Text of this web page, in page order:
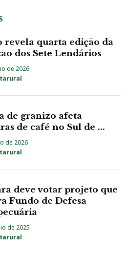
revela quarta edição da
dos Sete Lendários
de 2026
de granizo afeta
de café no Sul de ...
de 2026
deve votar projeto que
Fundo de Defesa
de 2025